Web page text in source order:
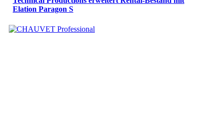
Elation Paragon S